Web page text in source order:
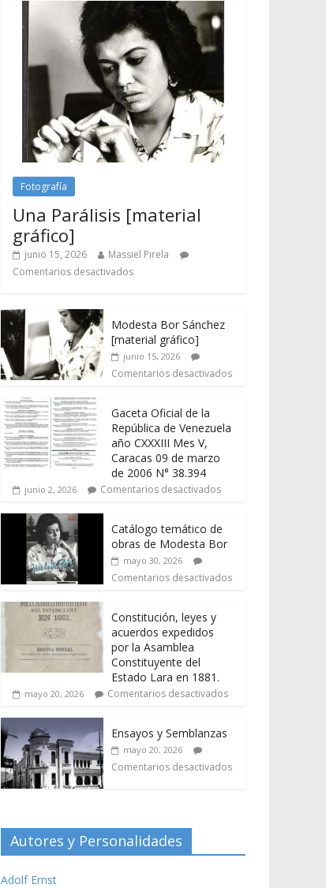
Fotografía
Una Parálisis [material
gráfico]
junio 15, 2026
Massiel Pirela
Comentarios desactivados
Modesta Bor Sánchez
[material gráfico]
junio 15, 2026
Comentarios desactivados
Gaceta Oficial de la
República de Venezuela
año CXXXIII Mes V,
Caracas 09 de marzo
de 2006 N° 38.394
junio 2, 2026 Comentarios desactivados
Catálogo temático de
obras de Modesta Bor
mayo 30, 2026
Comentarios desactivados
Constitución, leyes y
acuerdos expedidos
por la Asamblea
Constituyente del
Estado Lara en 1881.
mayo 20, 2026 Comentarios desactivados
Ensayos y Semblanzas
mayo 20, 2026
Comentarios desactivados
Autores y Personalidades
Adolf Ernst